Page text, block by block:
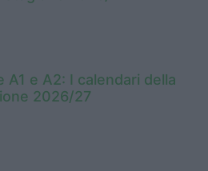
A1 e A2: I calendari della
2026/27